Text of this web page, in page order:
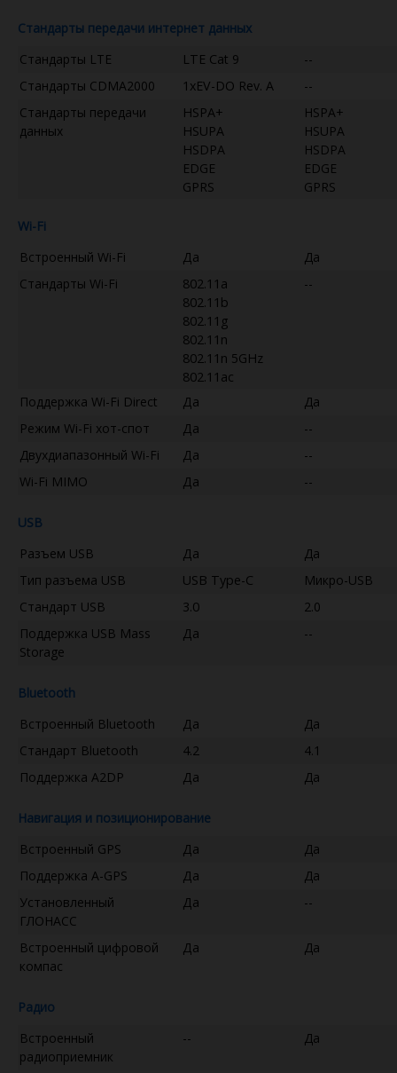
Стандарты передачи интернет данных
Стандарты LTE
LTE Cat 9
--
Стандарты CDMA2000
1xEV-DO Rev. A
--
Стандарты передачи
данных
HSPA+
HSUPA
HSDPA
EDGE
GPRS
HSPA+
HSUPA
HSDPA
EDGE
GPRS
Wi-Fi
Встроенный Wi-Fi
Да
Да
Стандарты Wi-Fi
802.11a
802.11b
802.11g
802.11n
802.11n 5GHz
802.11ac
--
Поддержка Wi-Fi Direct Да
Да
Режим Wi-Fi хот-спот
Да
--
Двухдиапазонный Wi-Fi
Да
--
Wi-Fi MIMO
Да --
USB
Разъем USB
Да
Да
Тип разъема USB
USB Type-C
Микро-USB
Стандарт USB
3.0
2.0
Поддержка USB Mass
Storage
Да --
Bluetooth
Встроенный Bluetooth
Да
Да
Стандарт Bluetooth
4.2
4.1
Поддержка A2DP
Да Да
Навигация и позиционирование
Встроенный GPS
Да
Да
Поддержка A-GPS
Да
Да
Установленный
ГЛОНАСС
Да --
Встроенный цифровой
компас
Да Да
Радио
Встроенный
радиоприемник
-- Да